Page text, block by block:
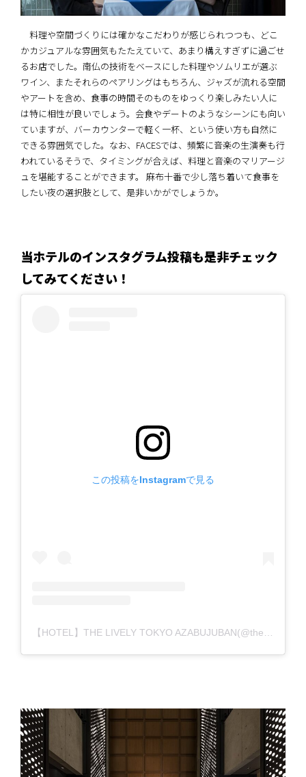
料理や空間づくりには確かなこだわりが感じられつつも、どこ
かカジュアルな雰囲気もたたえていて、あまり構えすぎずに過ごせ
るお店でした。南仏の技術をベースにした料理やソムリエが選ぶ
ワイン、またそれらのペアリングはもちろん、ジャズが流れる空間
やアートを含め、食事の時間そのものをゆっくり楽しみたい人に
は特に相性が良いでしょう。会食やデートのようなシーンにも向い
ていますが、バーカウンターで軽く一杯、という使い方も自然に
できる雰囲気でした。なお、FACESでは、頻繁に音楽の生演奏も行
われているそうで、タイミングが合えば、料理と音楽のマリアージ
ュを堪能することができます。 麻布十番で少し落ち着いて食事を
したい夜の選択肢として、是非いかがでしょうか。
当ホテルのインスタグラム投稿も是非チェック
してみてください！
この投稿をInstagramで見る